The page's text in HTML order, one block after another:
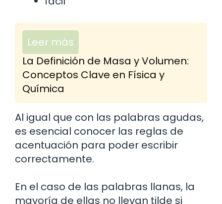
Leer más
La Definición de Masa y Volumen:
Conceptos Clave en Física y
Química
Al igual que con las palabras agudas,
es esencial conocer las reglas de
acentuación para poder escribir
correctamente.
En el caso de las palabras llanas, la
mayoría de ellas no llevan tilde si